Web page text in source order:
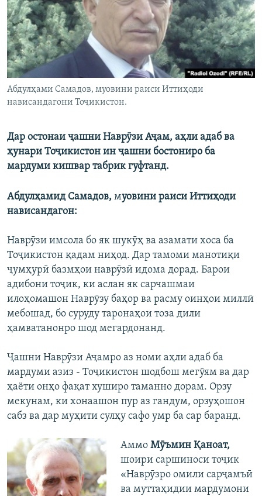
ГУЗОРИШҲОИ РАДИОӢ
Русский
ПАЙГИРӢ КУНЕД
Ҳамаи сомонаҳои RFE/RL
Абдулҳами Самадов, муовини раиси Иттиҳоди
нависандагони Тоҷикистон.
Дар остонаи ҷашни Наврӯзи Аҷам, аҳли адаб ва
ҳунари Тоҷикистон ин ҷашни бостониро ба
мардуми кишвар табрик гуфтанд.
Абдулҳамид Самадов, муовини раиси Иттиҳоди
нависандагон:
Наврӯзи имсола бо як шукӯҳ ва азамати хоса ба
Тоҷикистон қадам ниҳод. Дар тамоми манотиқи
ҷумҳурӣ базмҳои наврӯзӣ идома дорад. Барои
адибони тоҷик, ки аслан як сарчашмаи
илоҳомашон Наврӯзу баҳор ва расму оинҳои миллӣ
мебошад, бо суруду таронаҳои тоза дили
ҳамватанонро шод мегардонанд.
Ҷашни Наврӯзи Аҷамро аз номи аҳли адаб ба
мардуми азиз - Тоҷикистон шодбош мегӯям ва дар
ҳаёти онҳо фақат хуширо таманно дорам. Орзу
мекунам, ки хонаашон пур аз гандум, орзуҳошон
сабз ва дар муҳити сулҳу сафо умр ба сар баранд.
АммоМӯъмин Қаноат,
шоири саршиноси тоҷик
«Наврӯзро омили сарҷамъӣ
ва муттаҳидии мардумони